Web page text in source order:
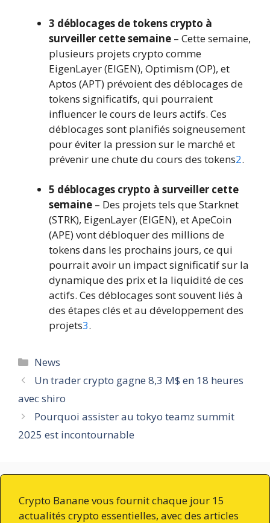
3 déblocages de tokens crypto à
surveiller cette semaine – Cette semaine,
plusieurs projets crypto comme
EigenLayer (EIGEN), Optimism (OP), et
Aptos (APT) prévoient des déblocages de
tokens significatifs, qui pourraient
influencer le cours de leurs actifs. Ces
déblocages sont planifiés soigneusement
pour éviter la pression sur le marché et
prévenir une chute du cours des tokens2.
5 déblocages crypto à surveiller cette
semaine – Des projets tels que Starknet
(STRK), EigenLayer (EIGEN), et ApeCoin
(APE) vont débloquer des millions de
tokens dans les prochains jours, ce qui
pourrait avoir un impact significatif sur la
dynamique des prix et la liquidité de ces
actifs. Ces déblocages sont souvent liés à
des étapes clés et au développement des
projets3.
Catégories
News
Un trader crypto gagne 8,3 M$ en 18 heures
avec shiro
Pourquoi assister au tokyo teamz summit
2025 est incontournable
Crypto Banane vous fournit chaque jour 15
actualités crypto essentielles, avec des articles